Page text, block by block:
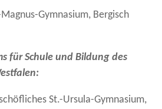
Gymnasium, Bergisch
für Schule und Bildung des
St.-Ursula-Gymnasium,